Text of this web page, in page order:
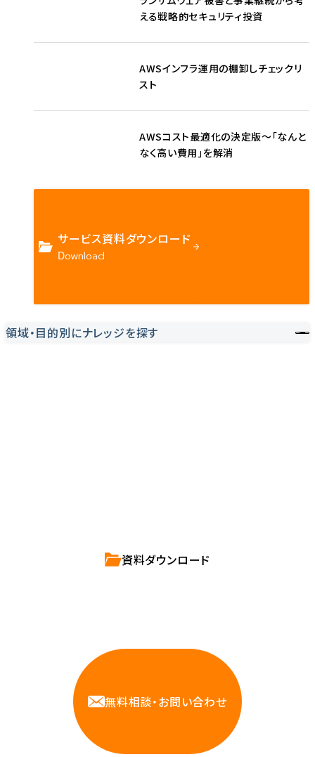
える戦略的セキュリティ投資
AWSインフラ運用の棚卸しチェックリ
スト
AWSコスト最適化の決定版〜「なんと
なく高い費用」を解消
サービス資料ダウンロード
Download
領域・目的別にナレッジを探す
資料ダウンロード
無料相談・お問い合わせ